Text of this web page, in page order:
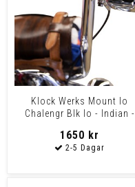
Klock Werks Mount Io
Chalengr Blk Io - Indian -
1650 kr